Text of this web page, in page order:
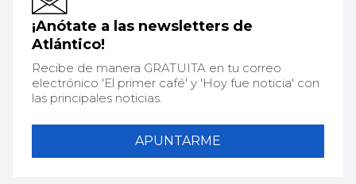
¡Anótate a las newsletters de
Atlántico!
Recibe de manera GRATUITA en tu correo
electrónico 'El primer café' y 'Hoy fue noticia' con
las principales noticias.
APUNTARME